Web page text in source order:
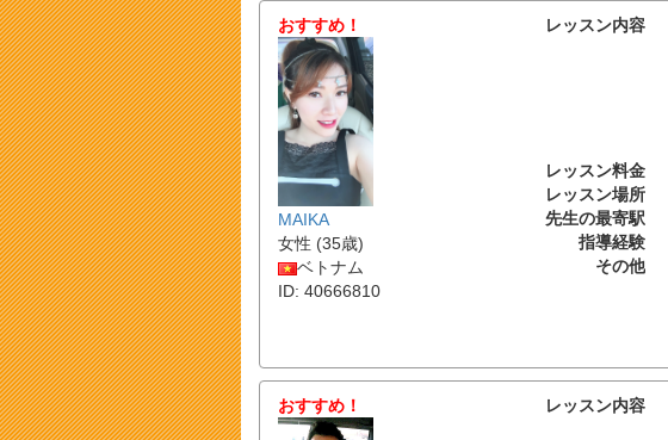
おすすめ！
MAIKA
女性 (35歳)
ベトナム
ID: 40666810
レッスン内容
レッスン料金
レッスン場所
先生の最寄駅
指導経験
その他
おすすめ！ レッスン内容